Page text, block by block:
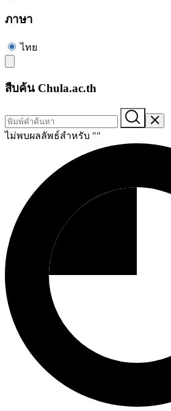
ภาษา
ไทย
สืบค้น Chula.ac.th
ไม่พบผลลัพธ์สำหรับ ""